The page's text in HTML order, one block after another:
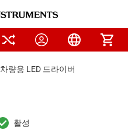
차량용 LED 드라이버